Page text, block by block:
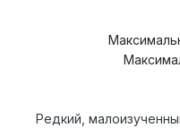
Редкий,